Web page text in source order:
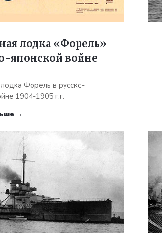
лодка «Форель»
японской войне
Форель в русско-
1904-1905 г.г.
→